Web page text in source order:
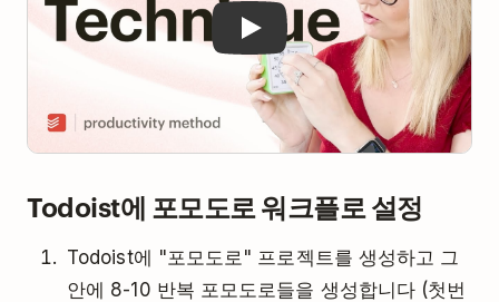
Todoist에 포모도로 워크플로 설정
Todoist에 "포모도로" 프로젝트를 생성하고 그
안에 8-10 반복 포모도로들을 생성합니다 (첫번